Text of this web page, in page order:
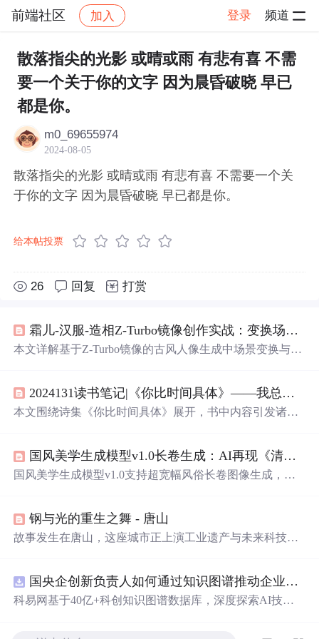
前端社区 加入 登录 频道
社区 前端社区 感慨 帖子详情
散落指尖的光影 或晴或雨 有悲有喜 不需
要一个关于你的文字 因为晨昏破晓 早已
都是你。
m0_69655974
2024-08-05
散落指尖的光影 或晴或雨 有悲有喜 不需要一个关
于你的文字 因为晨昏破晓 早已都是你。
给本帖投票
26 回复 打赏
霜儿-汉服-造相Z-Turbo镜像创作实战：变换场景与氛围的提示词技巧
本文详解基于Z-Turbo镜像的古风人像生成中场景变换与氛
气时间修饰及结构化提示词组合，实现高一致性下的多样
化输出。涵盖关键词权重控制、概念冲突规避与系列化创
2024131读书笔记|《你比时间具体》——我总是想起你 你比宇宙璀璨 你比时间具体
本文围绕诗集《你比时间具体》展开，书中内容引发诸多
人心等，还表达了对生活的感悟与期许。
国风美学生成模型v1.0长卷生成：AI再现《清明上河图》般的风俗长卷
国风美学生成模型v1.0支持超宽幅风俗长卷图像生成，采
元灯会、丝路商旅等多主题长卷，在国风色彩、传统笔
触、空间节奏等方面体现深厚美学理解，适用于传统文化
钢与光的重生之舞 - 唐山
故事发生在唐山，这座城市正上演工业遗产与未来科技的
乐厅，3D光刻让骨质瓷技艺重生，龙门吊化作光能装置，
记忆合金凤凰雕塑带来希望投影。
国央企创新负责人如何通过知识图谱推动企业技术创新与外部资源高效对接？.docx
科易网基于40亿+科创知识图谱数据库，深度探索AI技术